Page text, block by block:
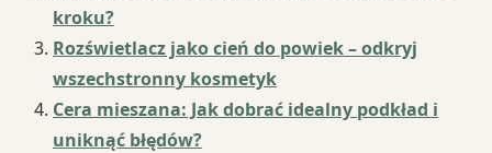
kroku?
Rozświetlacz jako cień do powiek – odkryj
wszechstronny kosmetyk
Cera mieszana: Jak dobrać idealny podkład i
uniknąć błędów?